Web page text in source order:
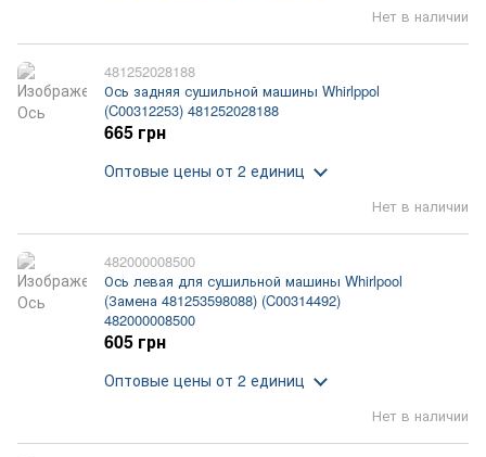
Нет в наличии
481252028188
Ось задняя сушильной машины Whirlppol
(C00312253) 481252028188
Нет в наличии
665 грн
Оптовые цены от 2 единиц
482000008500
Ось левая для сушильной машины Whirlpool
(Замена 481253598088) (C00314492)
482000008500
Нет в наличии
605 грн
Оптовые цены от 2 единиц